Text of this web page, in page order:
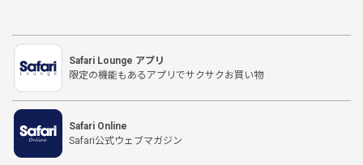
Safari Lounge アプリ
限定の機能もあるアプリでサクサクお買い物
Safari Online
Safari公式ウェブマガジン